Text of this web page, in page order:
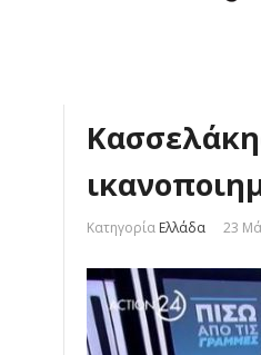
Κατηγορία Ελλάδα 23